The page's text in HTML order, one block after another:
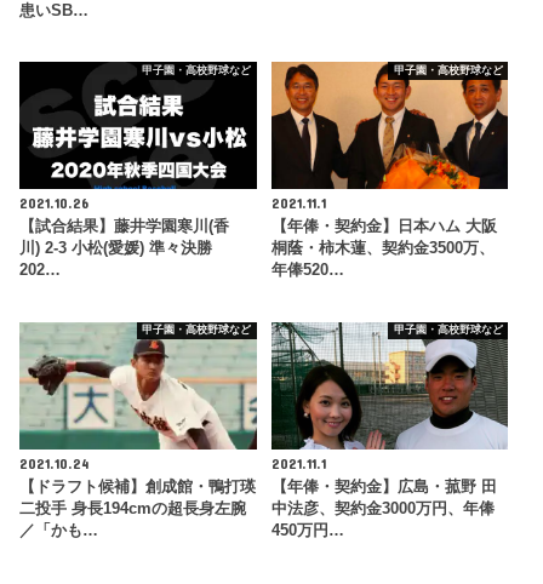
患いSB…
甲子園・高校野球など
2021.10.26
【試合結果】藤井学園寒川(香
川) 2-3 小松(愛媛) 準々決勝
202…
甲子園・高校野球など
2021.11.1
【年俸・契約金】日本ハム 大阪
桐蔭・柿木蓮、契約金3500万、
年俸520…
甲子園・高校野球など
2021.10.24
【ドラフト候補】創成館・鴨打瑛
二投手 身長194cmの超長身左腕
／「かも…
甲子園・高校野球など
2021.11.1
【年俸・契約金】広島・菰野 田
中法彦、契約金3000万円、年俸
450万円…